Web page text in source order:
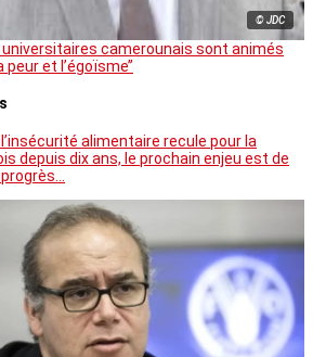
© JDC
universitaires camerounais sont animés
peur et l’égoïsme’’
l’insécurité alimentaire recule pour la
depuis dix ans, le prochain enjeu est de